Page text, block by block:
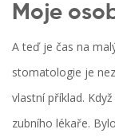
Moje
A teď je čas na
stomatologie je
vlastní příklad.
zubního lékaře.